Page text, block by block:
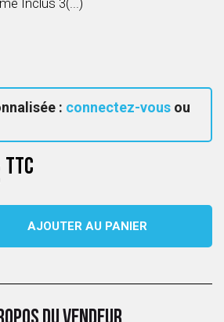
Inclus 3(...)
: connectez-vous ou
TTC
AJOUTER AU PANIER